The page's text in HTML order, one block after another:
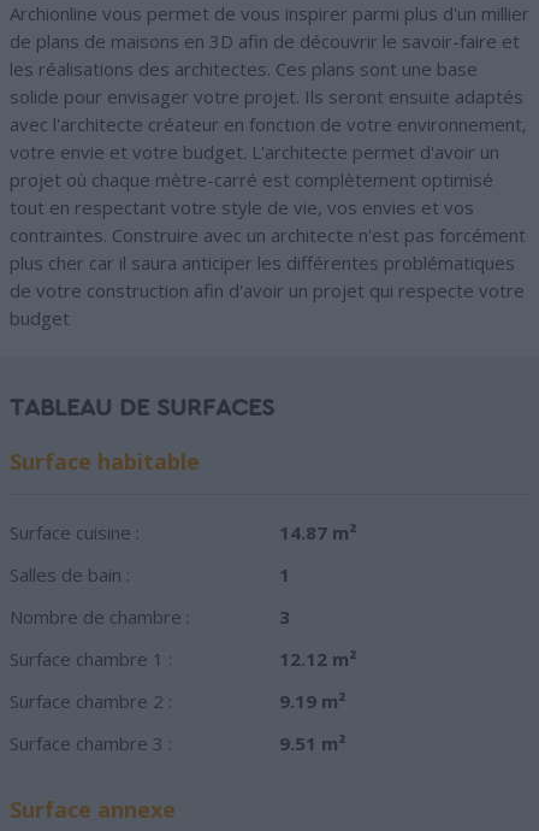
Archionline vous permet de vous inspirer parmi plus d'un millier
de plans de maisons en 3D afin de découvrir le savoir-faire et
les réalisations des architectes. Ces plans sont une base
solide pour envisager votre projet. Ils seront ensuite adaptés
avec l'architecte créateur en fonction de votre environnement,
votre envie et votre budget. L'architecte permet d'avoir un
projet où chaque mètre-carré est complètement optimisé
tout en respectant votre style de vie, vos envies et vos
contraintes. Construire avec un architecte n'est pas forcément
plus cher car il saura anticiper les différentes problématiques
de votre construction afin d'avoir un projet qui respecte votre
budget
TABLEAU DE SURFACES
Surface habitable
Surface cuisine :
14.87 m²
Salles de bain :
1
Nombre de chambre :
3
Surface chambre 1 :
12.12 m²
Surface chambre 2 :
9.19 m²
Surface chambre 3 :
9.51 m²
Surface annexe